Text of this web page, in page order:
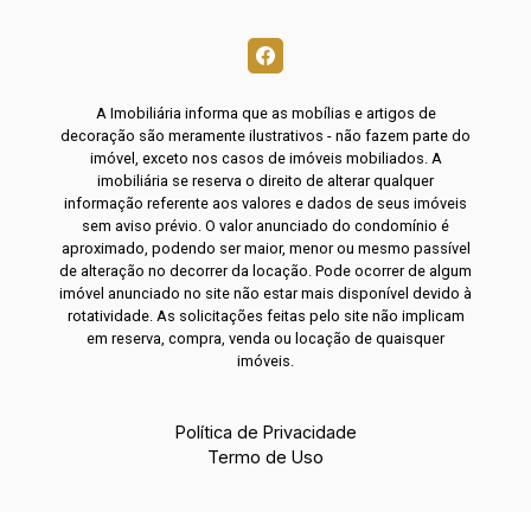
A Imobiliária informa que as mobílias e artigos de
decoração são meramente ilustrativos - não fazem parte do
imóvel, exceto nos casos de imóveis mobiliados. A
imobiliária se reserva o direito de alterar qualquer
informação referente aos valores e dados de seus imóveis
sem aviso prévio. O valor anunciado do condomínio é
aproximado, podendo ser maior, menor ou mesmo passível
de alteração no decorrer da locação. Pode ocorrer de algum
imóvel anunciado no site não estar mais disponível devido à
rotatividade. As solicitações feitas pelo site não implicam
em reserva, compra, venda ou locação de quaisquer
imóveis.
Política de Privacidade
Termo de Uso